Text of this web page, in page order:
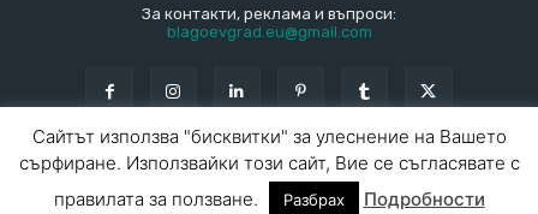
За контакти, реклама и въпроси:
blagoevgrad.eu@gmail.com
© Blagoevgrad.EU 2010 - 2026 Общи условия |
Сайтът използва "бисквитки" за улеснение на Вашето
сърфиране. Използвайки този сайт, Вие се съгласявате с
правилата за ползване.
Разбрах Подробности